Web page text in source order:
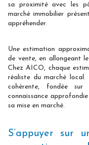
sa proximité avec les
marché immobilier
appréhender.
Une estimation
de vente, en allongeant
Chez AICO, chaque
réaliste du marché
cohérente, fondée
connaissance
sa mise en marché.
S’appuyer sur